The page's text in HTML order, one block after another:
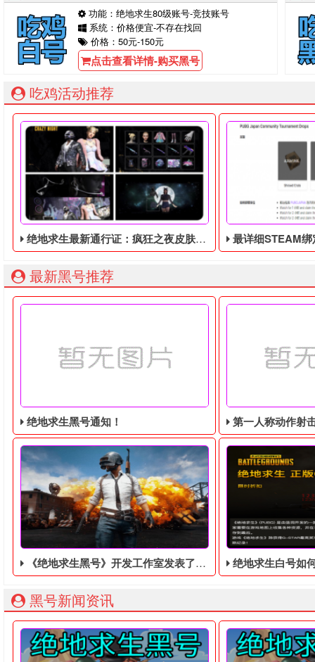
功能：绝地求生80级账号-竞技账号
系统：价格便宜-不存在找回
价格：50元-150元
点击查看详情-购买黑号
吃鸡活动推荐
绝地求生最新通行证：疯狂之夜皮肤暴露！将于9月8日推出！ 最详细STEAM绑定全球账号以
最新黑号推荐
绝地求生黑号通知！
绝地求生黑号： 质保时间内找回换号！ 绝地求生白号： 四无
第一人称动作射击游戏《绝地
2036年，世界上
《绝地求生黑号》开发工作室发表了一个视频，7月份最新的测试 绝地求生白号如何
黑号新闻资讯